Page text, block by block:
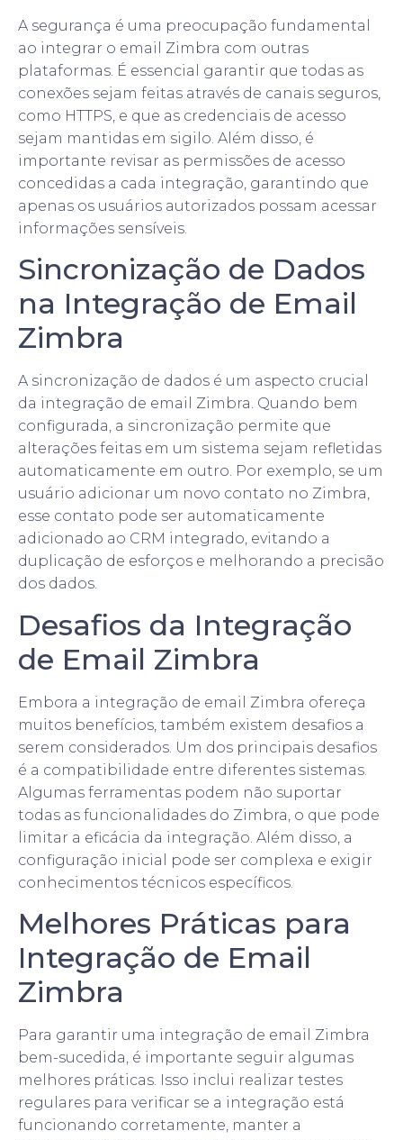
A segurança é uma preocupação fundamental
ao integrar o email Zimbra com outras
plataformas. É essencial garantir que todas as
conexões sejam feitas através de canais seguros,
como HTTPS, e que as credenciais de acesso
sejam mantidas em sigilo. Além disso, é
importante revisar as permissões de acesso
concedidas a cada integração, garantindo que
apenas os usuários autorizados possam acessar
informações sensíveis.
Sincronização de Dados
na Integração de Email
Zimbra
A sincronização de dados é um aspecto crucial
da integração de email Zimbra. Quando bem
configurada, a sincronização permite que
alterações feitas em um sistema sejam refletidas
automaticamente em outro. Por exemplo, se um
usuário adicionar um novo contato no Zimbra,
esse contato pode ser automaticamente
adicionado ao CRM integrado, evitando a
duplicação de esforços e melhorando a precisão
dos dados.
Desafios da Integração
de Email Zimbra
Embora a integração de email Zimbra ofereça
muitos benefícios, também existem desafios a
serem considerados. Um dos principais desafios
é a compatibilidade entre diferentes sistemas.
Algumas ferramentas podem não suportar
todas as funcionalidades do Zimbra, o que pode
limitar a eficácia da integração. Além disso, a
configuração inicial pode ser complexa e exigir
conhecimentos técnicos específicos.
Melhores Práticas para
Integração de Email
Zimbra
Para garantir uma integração de email Zimbra
bem-sucedida, é importante seguir algumas
melhores práticas. Isso inclui realizar testes
regulares para verificar se a integração está
funcionando corretamente, manter a